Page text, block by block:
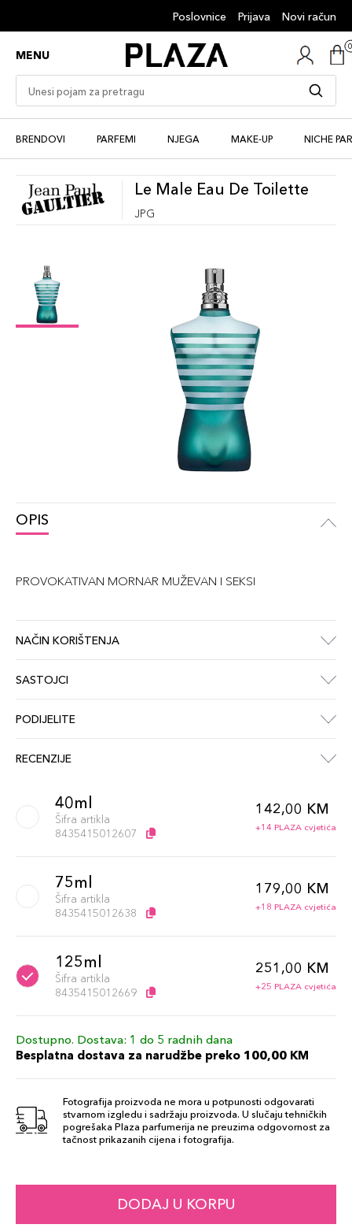
Poslovnice Prijava Novi račun
MENU
BRENDOVI PARFEMI NJEGA MAKE-UP NICHE
Le Male Eau De Toilette
JPG
OPIS
PROVOKATIVAN MORNAR MUŽEVAN I SEKSI
NAČIN KORIŠTENJA
SASTOJCI
PODIJELITE
RECENZIJE
40ml
Šifra artikla
8435415012607
142,00 KM
+14 PLAZA cvjetića
75ml
Šifra artikla
8435415012638
179,00 KM
+18 PLAZA cvjetića
125ml
Šifra artikla
8435415012669
251,00 KM
+25 PLAZA cvjetića
Dostupno. Dostava: 1 do 5 radnih dana
Besplatna dostava za narudžbe preko 100,00 KM
Fotografija proizvoda ne mora u potpunosti odgovarati
stvarnom izgledu i sadržaju proizvoda. U slučaju tehničkih
pogrešaka Plaza parfumerija ne preuzima odgovornost za
tačnost prikazanih cijena i fotografija.
DODAJ U KORPU